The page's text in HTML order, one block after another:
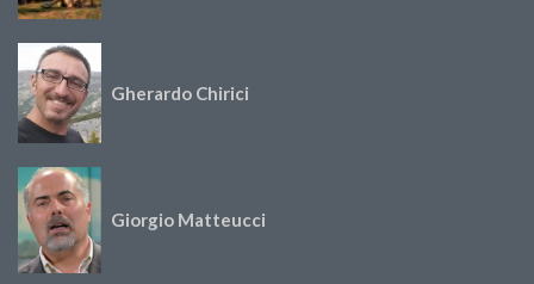
Gherardo Chirici
Giorgio Matteucci